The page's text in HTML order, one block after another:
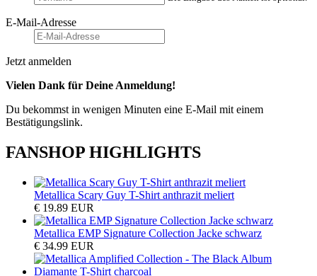
E-Mail-Adresse
Jetzt anmelden
Vielen Dank für Deine Anmeldung!
Du bekommst in wenigen Minuten eine E-Mail mit einem
Bestätigungslink.
FANSHOP HIGHLIGHTS
Metallica Scary Guy T-Shirt anthrazit meliert
€ 19.89 EUR
Metallica EMP Signature Collection Jacke schwarz
€ 34.99 EUR